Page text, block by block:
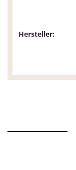
Hersteller: